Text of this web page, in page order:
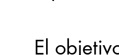
El